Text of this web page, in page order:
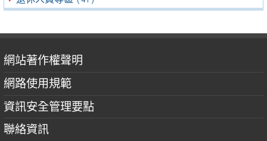
網站著作權聲明
網路使用規範
資訊安全管理要點
聯絡資訊